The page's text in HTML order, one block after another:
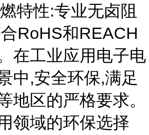
特性:专业无卤阻
RoHS和REACH
在工业应用电子电
中,安全环保,满足
地区的严格要求。
领域的环保选择